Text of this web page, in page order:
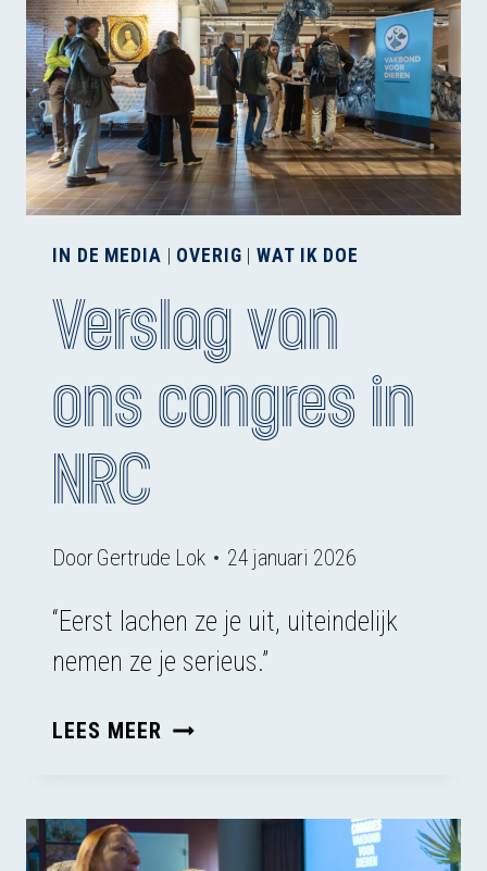
IN DE MEDIA | OVERIG |WAT IK DOE
Verslag van
ons congres in
NRC
DoorGertrude Lok 24 januari 2026
“Eerst lachen ze je uit, uiteindelijk
nemen ze je serieus.”
LEES MEER VERSLAG
CONGRES